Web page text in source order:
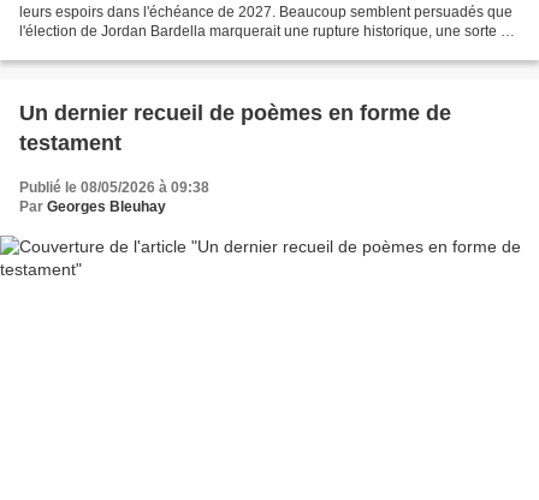
leurs espoirs dans l'échéance de 2027. Beaucoup semblent persuadés que
l'élection de Jordan Bardella marquerait une rupture historique, une sorte de
Un dernier recueil de poèmes en forme de
testament
Publié le 08/05/2026 à 09:38
Par Georges Bleuhay